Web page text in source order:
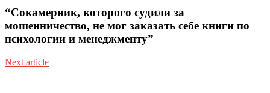
“Сокамерник, которого судили за
мошенничество, не мог заказать себе книги по
психологии и менеджменту”
Next article